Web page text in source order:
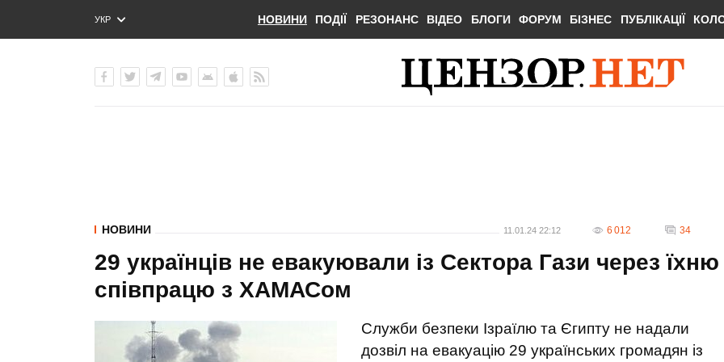
УКР
ENG
НОВИНИ ПОДІЇ РЕЗОНАНС ВІДЕО БЛОГИ ФОРУМ БІЗНЕС ПУБЛІКАЦІЇ
НОВИНИ 11.01.24 22:12 6 012 34
29 українців не евакуювали із Сектора Гази через їхню
співпрацю з ХАМАСом
Служби безпеки Ізраїлю та Єгипту не надали
дозвіл на евакуацію 29 українських громадян із